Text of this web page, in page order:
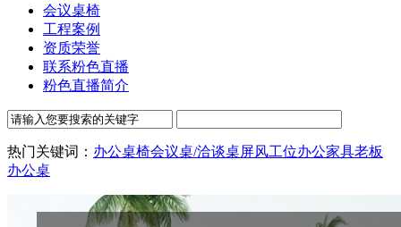
会议桌椅
工程案例
资质荣誉
联系粉色直播
粉色直播简介
热门关键词： 办公桌椅会议桌/洽谈桌屏风工位办公家具老板
办公桌